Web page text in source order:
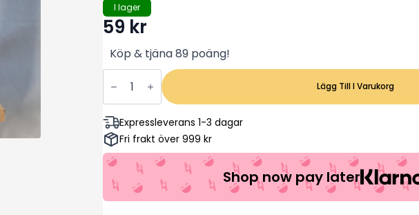
I lager
59 kr
Köp & tjäna 89 poäng!
Saknad
Strid/Missing
in
Action
-
Chuck
Norris,
M.
Emmet
Walsh,
James
Hong
Lägg Till I Varukorg
Expressleverans 1-3 dagar
Fri frakt över 999 kr
Shop now pay later